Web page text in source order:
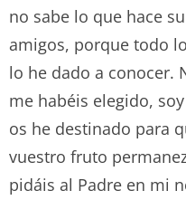
no sabe lo que hace
amigos, porque todo
lo he dado a conocer.
me habéis elegido,
os he destinado para
vuestro fruto
pidáis al Padre en mi